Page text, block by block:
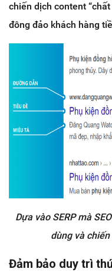
chiến dịch content
đông đảo khách hàng
Dựa vào SERP mà
dùng và
Đảm bảo duy trì